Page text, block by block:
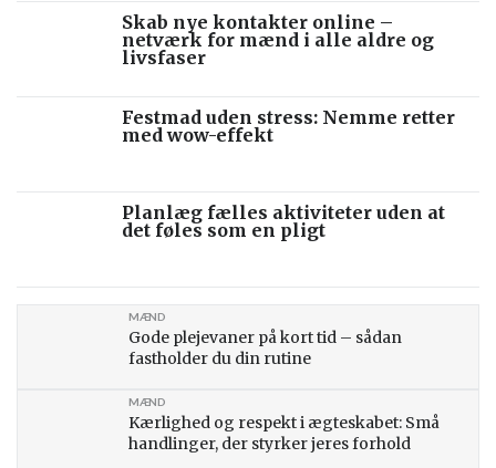
Skab nye kontakter online –
netværk for mænd i alle aldre og
livsfaser
Festmad uden stress: Nemme retter
med wow-effekt
Planlæg fælles aktiviteter uden at
det føles som en pligt
Gode plejevaner på kort tid – sådan
fastholder du din rutine
MÆND
Kærlighed og respekt i ægteskabet: Små
handlinger, der styrker jeres forhold
MÆND